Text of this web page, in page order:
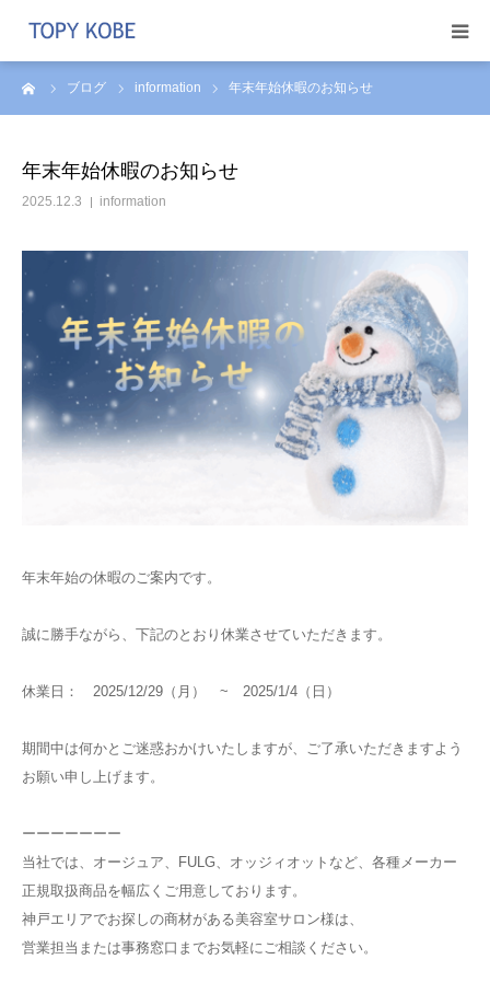
ブログ information 年末年始休暇のお知らせ
年末年始休暇のお知らせ
2025.12.3 information
年末年始の休暇のご案内です。
誠に勝手ながら、下記のとおり休業させていただきます。
休業日： 2025/12/29（月） ~ 2025/1/4（日）
期間中は何かとご迷惑おかけいたしますが、ご了承いただきますよう
お願い申し上げます。
ーーーーーーー
当社では、オージュア、FULG、オッジィオットなど、各種メーカー
正規取扱商品を幅広くご用意しております。
神戸エリアでお探しの商材がある美容室サロン様は、
営業担当または事務窓口までお気軽にご相談ください。
トピー商事を知る
Instagram
ブログ
アクセス